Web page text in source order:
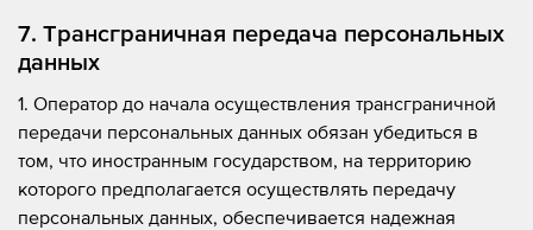
7. Трансграничная передача персональных
данных
1. Оператор до начала осуществления трансграничной
передачи персональных данных обязан убедиться в
том, что иностранным государством, на территорию
которого предполагается осуществлять передачу
персональных данных, обеспечивается надежная